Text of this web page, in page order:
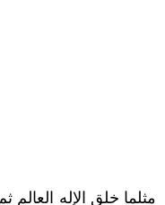
مثلما خلق الإله العالم